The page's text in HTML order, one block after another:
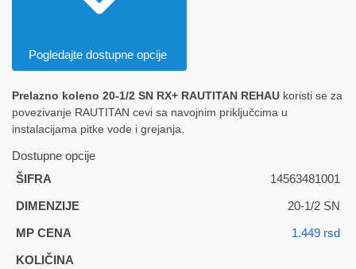
Pogledajte dostupne opcije
Prelazno koleno 20-1/2 SN RX+ RAUTITAN REHAU koristi se za
povezivanje RAUTITAN cevi sa navojnim priključcima u
instalacijama pitke vode i grejanja.
Dostupne opcije
14563481001
20-1/2 SN
1.449 rsd